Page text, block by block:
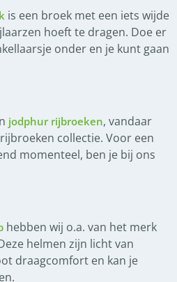
is een broek met een iets wijde
hoeft te dragen. Doe er
onder en je kunt gaan
jodphur rijbroeken, vandaar
collectie. Voor een
momenteel, ben je bij ons
hebben wij o.a. van het merk
helmen zijn licht van
draagcomfort en kan je